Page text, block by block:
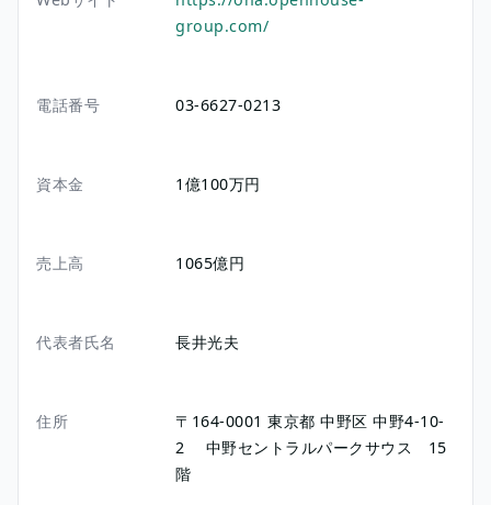
group.com/
電話番号 03-6627-0213
資本金 1億100万円
売上高 1065億円
代表者氏名 長井光夫
住所 〒164-0001東京都中野区 中野4-10-
2 中野セントラルパークサウス 15
階